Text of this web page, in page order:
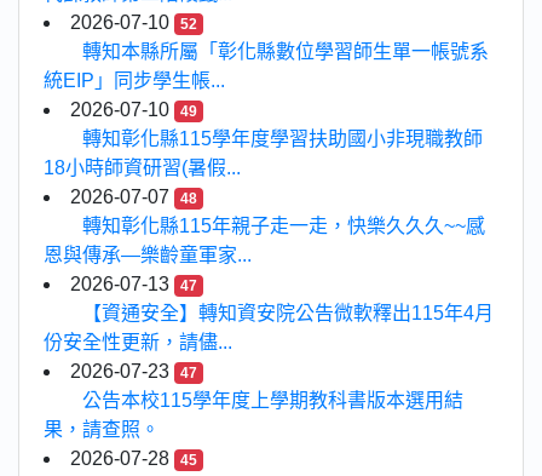
2026-07-10
52
轉知本縣所屬「彰化縣數位學習師生單一帳號系
統EIP」同步學生帳...
2026-07-10
49
轉知彰化縣115學年度學習扶助國小非現職教師
18小時師資研習(暑假...
2026-07-07
48
轉知彰化縣115年親子走一走，快樂久久久~~感
恩與傳承—樂齡童軍家...
2026-07-13
47
【資通安全】轉知資安院公告微軟釋出115年4月
份安全性更新，請儘...
2026-07-23
47
公告本校115學年度上學期教科書版本選用結
果，請查照。
2026-07-28
45